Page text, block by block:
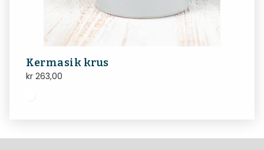
Kermasik krus
kr 263,00